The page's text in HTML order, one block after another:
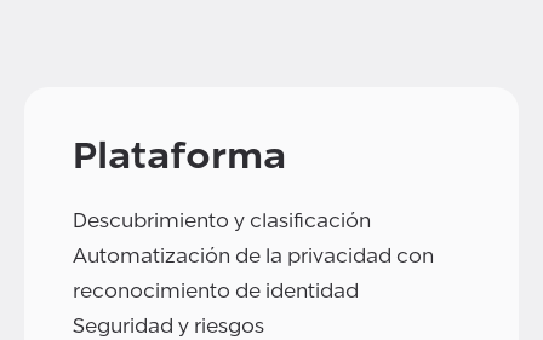
Plataforma
Descubrimiento y clasificación
Automatización de la privacidad con
reconocimiento de identidad
Seguridad y riesgos